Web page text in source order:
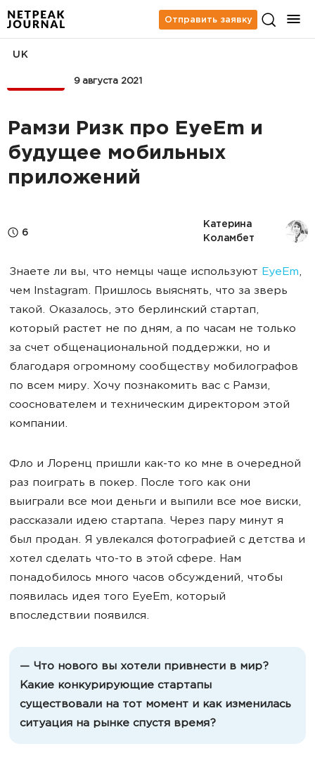
Отправить заявку
9 августа 2021
UK
Рамзи Ризк про EyeEm и
будущее мобильных
приложений
6
Катерина
Коламбет
Знаете ли вы, что немцы чаще используют EyeEm,
чем Instagram. Пришлось выяснять, что за зверь
такой. Оказалось, это берлинский стартап,
который растет не по дням, а по часам не только
за счет общенациональной поддержки, но и
благодаря огромному сообществу мобилографов
по всем миру. Хочу познакомить вас с Рамзи,
сооснователем и техническим директором этой
компании.
Фло и Лоренц пришли как-то ко мне в очередной
раз поиграть в покер. После того как они
выиграли все мои деньги и выпили все мое виски,
рассказали идею стартапа. Через пару минут я
был продан. Я увлекался фотографией с детства и
хотел сделать что-то в этой сфере. Нам
понадобилось много часов обсуждений, чтобы
появилась идея того EyeEm, который
впоследствии появился.
— Что нового вы хотели привнести в мир?
Какие конкурирующие стартапы
существовали на тот момент и как изменилась
ситуация на рынке спустя время?